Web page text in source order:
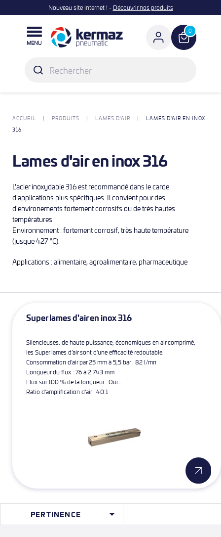
Nouveau site internet ! - Découvrir nos produits

MENU
0
ACCUEIL PRODUITS LAMES D'AIR
LAMES D'AIR EN INOX
316
Lames d'air en inox 316
L'acier inoxydable 316 est recommandé dans le carde
d'applications plus spécifiques. Il convient pour des
d'environements fortement corrosifs ou de très hautes
températures
Environnement : fortement corrosif, très haute température
(jusque 427 °C).
Applications : alimentaire, agroalimentaire, pharmaceutique
Super lames d'air en inox 316
Silencieuses, de haute puissance, économiques en air comprimé,
les Super lames d’air sont d'une efficacité redoutable.
Consommation d’air par 25 mm à 5,5 bar : 82 l/mn
Longueur du flux : 76 à 2 743 mm
Flux sur 100 % de la longueur : Oui
Ratio d’amplification d’air : 40:1
gonflage de sac, séparation environnementale.
PERTINENCE 